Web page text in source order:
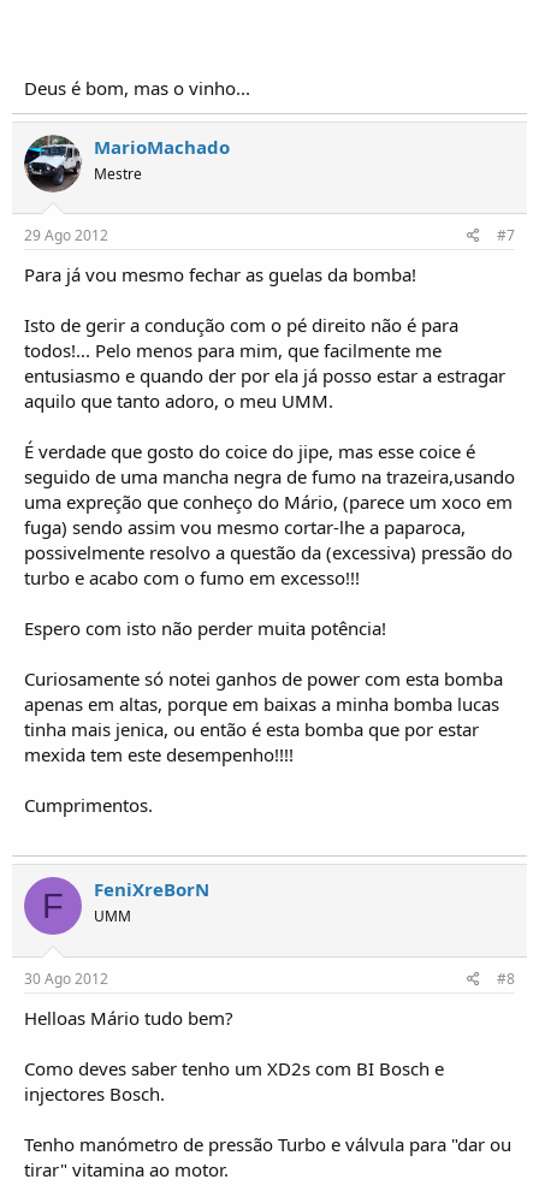
Deus é bom, mas o vinho...
MarioMachado
Mestre
29 Ago 2012 #7
Para já vou mesmo fechar as guelas da bomba!
Isto de gerir a condução com o pé direito não é para
todos!... Pelo menos para mim, que facilmente me
entusiasmo e quando der por ela já posso estar a estragar
aquilo que tanto adoro, o meu UMM.
É verdade que gosto do coice do jipe, mas esse coice é
seguido de uma mancha negra de fumo na trazeira,usando
uma expreção que conheço do Mário, (parece um xoco em
fuga) sendo assim vou mesmo cortar-lhe a paparoca,
possivelmente resolvo a questão da (excessiva) pressão do
turbo e acabo com o fumo em excesso!!!
Espero com isto não perder muita potência!
Curiosamente só notei ganhos de power com esta bomba
apenas em altas, porque em baixas a minha bomba lucas
tinha mais jenica, ou então é esta bomba que por estar
mexida tem este desempenho!!!!
Cumprimentos.
F FeniXreBorN
UMM
30 Ago 2012 #8
Helloas Mário tudo bem?
Como deves saber tenho um XD2s com BI Bosch e
injectores Bosch.
Tenho manómetro de pressão Turbo e válvula para "dar ou
tirar" vitamina ao motor.